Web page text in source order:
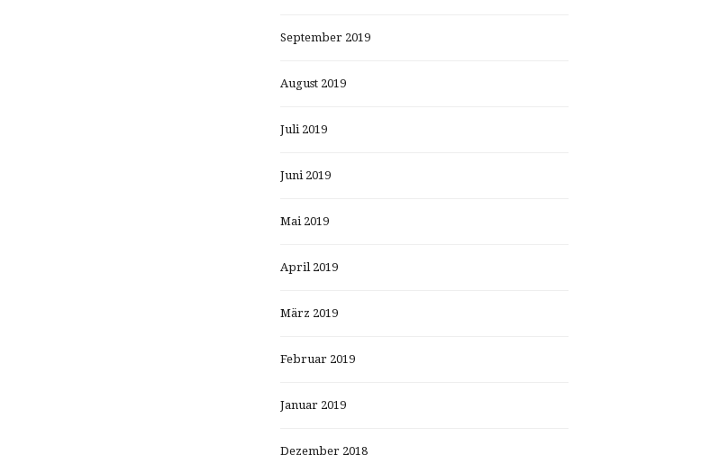
September 2019
August 2019
Juli 2019
Juni 2019
Mai 2019
April 2019
März 2019
Februar 2019
Januar 2019
Dezember 2018